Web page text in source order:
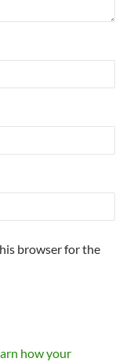
browser for the
how your